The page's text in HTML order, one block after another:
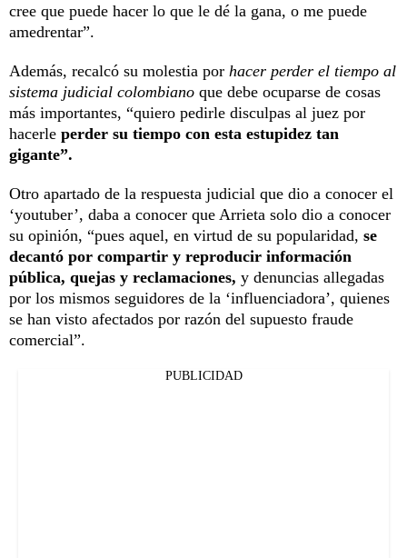
cree que puede hacer lo que le dé la gana, o me puede
amedrentar”.
Además, recalcó su molestia por hacer perder el tiempo al
sistema judicial colombiano que debe ocuparse de cosas
más importantes, “quiero pedirle disculpas al juez por
hacerle perder su tiempo con esta estupidez tan
gigante”.
Otro apartado de la respuesta judicial que dio a conocer el
‘youtuber’, daba a conocer que Arrieta solo dio a conocer
su opinión, “pues aquel, en virtud de su popularidad, se
decantó por compartir y reproducir información
pública, quejas y reclamaciones, y denuncias allegadas
por los mismos seguidores de la ‘influenciadora’, quienes
se han visto afectados por razón del supuesto fraude
comercial”.
PUBLICIDAD